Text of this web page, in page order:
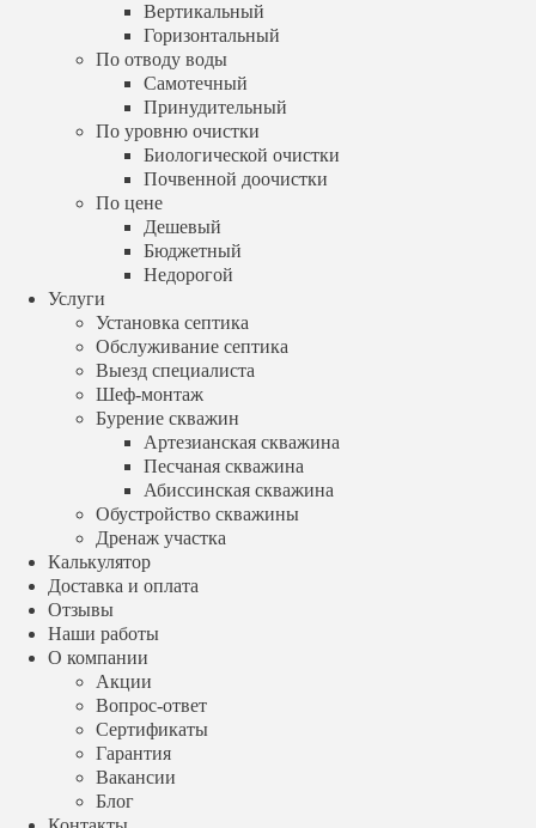
Установка септика
Обслуживание септика
Выезд специалиста
Шеф-монтаж
Бурение скважин
Артезианская скважина
Песчаная скважина
Абиссинская скважина
Обустройство скважины
Дренаж участка
Калькулятор
Доставка и оплата
Наши работы
О компании
Акции
Вопрос-ответ
Сертификаты
Гарантия
Вакансии
+7 (499) 348 88 04
Заказать звонок
Вертикальный
Горизонтальный
По отводу воды
Самотечный
Принудительный
По уровню очистки
Биологической очистки
Почвенной доочистки
По цене
Дешевый
Бюджетный
Недорогой
Услуги
Установка септика
Обслуживание септика
Выезд специалиста
Шеф-монтаж
Бурение скважин
Артезианская скважина
Песчаная скважина
Абиссинская скважина
Обустройство скважины
Дренаж участка
Калькулятор
Доставка и оплата
Отзывы
Наши работы
О компании
Акции
Вопрос-ответ
Сертификаты
Гарантия
Вакансии
Блог
Производитель
Евролос
Топас
Юнилос Астра
Эко Гранд
Эргобокс
Тверь
Аквалос
Тополь
Glosen
Евробион
Волгарь